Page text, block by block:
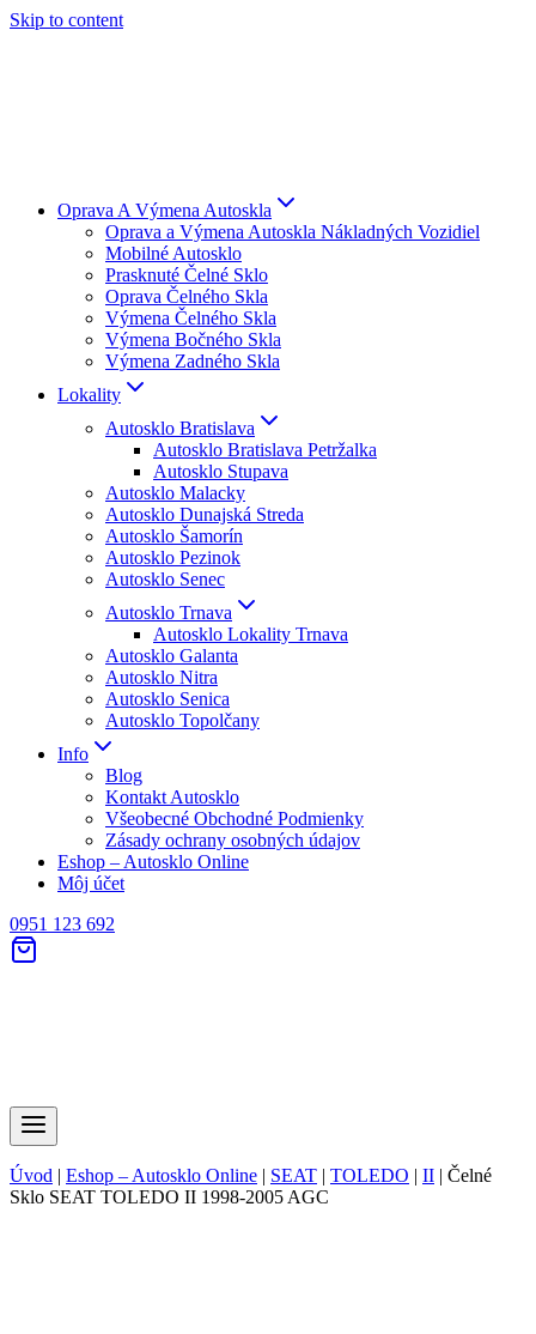
Skip to content
Oprava A Výmena Autoskla
Oprava a Výmena Autoskla Nákladných Vozidiel
Mobilné Autosklo
Prasknuté Čelné Sklo
Oprava Čelného Skla
Výmena Čelného Skla
Výmena Bočného Skla
Výmena Zadného Skla
Lokality
Autosklo Bratislava
Autosklo Bratislava Petržalka
Autosklo Stupava
Autosklo Malacky
Autosklo Dunajská Streda
Autosklo Šamorín
Autosklo Pezinok
Autosklo Senec
Autosklo Trnava
Autosklo Lokality Trnava
Autosklo Galanta
Autosklo Nitra
Autosklo Senica
Autosklo Topolčany
Info
Blog
Kontakt Autosklo
Všeobecné Obchodné Podmienky
Zásady ochrany osobných údajov
Eshop – Autosklo Online
Môj účet
0951 123 692
Úvod | Eshop – Autosklo Online | SEAT | TOLEDO | II | Čelné
Sklo SEAT TOLEDO II 1998-2005 AGC